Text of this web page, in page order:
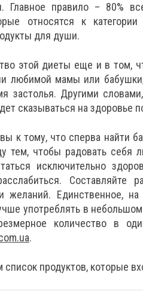
Главное правило – 80%
относятся к
для души.
этой диеты еще и в том,
любимой мамы или
застолья. Другими
сказываться на здоровье
к тому, что сперва найти
тем, чтобы радовать себя
исключительно
Составляйте
желаний. Единственное,
употреблять в
количество в
.
продуктов, которые